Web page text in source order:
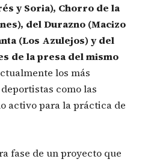
y Soria), Chorro de la
del Durazno (Macizo
(Los Azulejos) y del
de la presa del mismo
los más
como las
activo para la práctica de
fase de un proyecto que